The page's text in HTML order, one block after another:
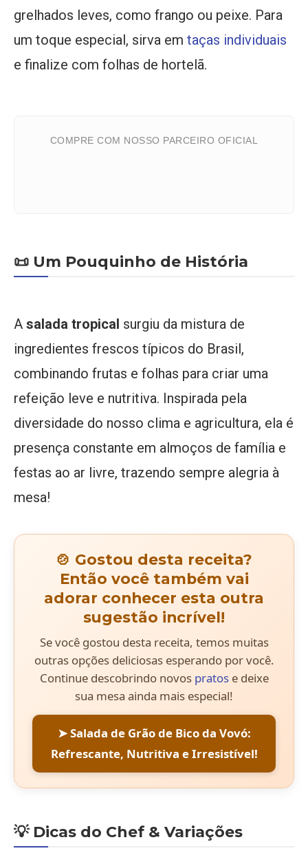
grelhados leves, como frango ou peixe. Para
um toque especial, sirva em taças individuais
e finalize com folhas de hortelã.
COMPRE COM NOSSO PARCEIRO OFICIAL
📜 Um Pouquinho de História
A salada tropical surgiu da mistura de
ingredientes frescos típicos do Brasil,
combinando frutas e folhas para criar uma
refeição leve e nutritiva. Inspirada pela
diversidade do nosso clima e agricultura, ela é
presença constante em almoços de família e
festas ao ar livre, trazendo sempre alegria à
mesa!
🍲 Gostou desta receita?
Então você também vai
adorar conhecer esta outra
sugestão incrível!
Se você gostou desta receita, temos muitas
outras opções deliciosas esperando por você.
Continue descobrindo novos pratose deixe
sua mesa ainda mais especial!
➤ Salada de Grão de Bico da Vovó:
Refrescante, Nutritiva e Irresistível!
💡 Dicas do Chef & Variações